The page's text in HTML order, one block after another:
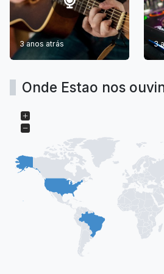
3 anos atrás 3
Onde Estao nos